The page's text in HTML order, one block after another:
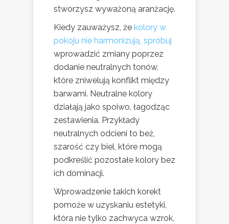
stworzysz wyważoną aranżację.
Kiedy zauważysz, że kolory w
pokoju nie harmonizują, spróbuj
wprowadzić zmiany poprzez
dodanie neutralnych tonów,
które zniwelują konflikt między
barwami. Neutralne kolory
działają jako spoiwo, łagodząc
zestawienia. Przykłady
neutralnych odcieni to beż,
szarość czy biel, które mogą
podkreślić pozostałe kolory bez
ich dominacji.
Wprowadzenie takich korekt
pomoże w uzyskaniu estetyki,
która nie tylko zachwyca wzrok,